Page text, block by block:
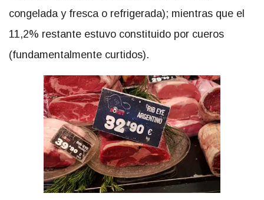
congelada y fresca o refrigerada); mientras que el
11,2% restante estuvo constituido por cueros
(fundamentalmente curtidos).